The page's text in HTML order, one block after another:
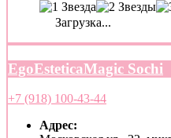
Загрузка...
EgoEsteticaMagic Sochi
+7 (918) 100-43-44
Адрес: